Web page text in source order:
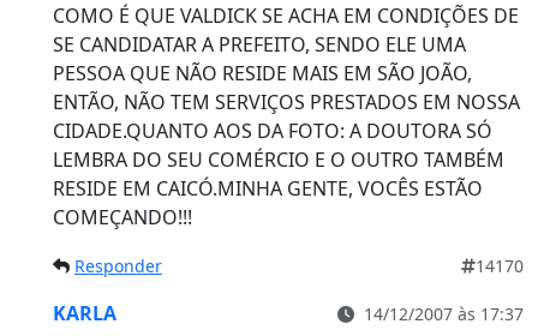
COMO É QUE VALDICK SE ACHA EM CONDIÇÕES DE
SE CANDIDATAR A PREFEITO, SENDO ELE UMA
PESSOA QUE NÃO RESIDE MAIS EM SÃO JOÃO,
ENTÃO, NÃO TEM SERVIÇOS PRESTADOS EM NOSSA
CIDADE.QUANTO AOS DA FOTO: A DOUTORA SÓ
LEMBRA DO SEU COMÉRCIO E O OUTRO TAMBÉM
RESIDE EM CAICÓ.MINHA GENTE, VOCÊS ESTÃO
COMEÇANDO!!!
Responder 14170
KARLA 14/12/2007 às 17:37